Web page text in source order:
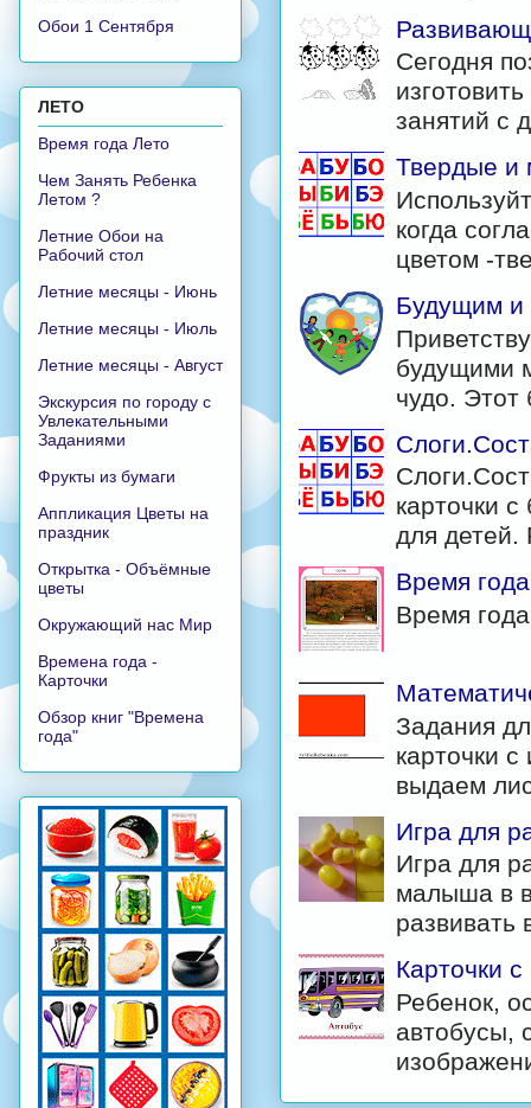
Сегодня
занятий с
Твердые и
когда
цветом -
Будущим и
будущими
чудо. Этот
карточки
для детей.
Время
Время
Задания
карточки
выдаем
Игра для
Игра для
малыша в
развивать
Карточки
Ребенок,
автобусы,
Обои 1 Сентября
ЛЕТО
Время года Лето
Чем Занять Ребенка
Летом ?
Летние Обои на
Рабочий стол
Летние месяцы - Июнь
Летние месяцы - Июль
Летние месяцы - Август
Экскурсия по городу с
Увлекательными
Заданиями
Фрукты из бумаги
Аппликация Цветы на
праздник
Открытка - Объёмные
цветы
Окружающий нас Мир
Времена года -
Карточки
Обзор книг "Времена
года"